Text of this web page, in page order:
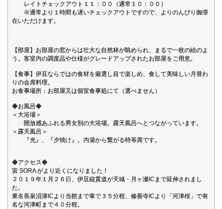
レイトチェックアウト１１：００（通常１０：００）
※通常より１時間も遅いチェックアウトですので、よりのんびり御滞
在いただけます。
【部屋】お部屋の窓からは壮大な自然林が眺められ、まるで一枚の絵のよ
う。客室内の調度品や仕様がグレードアップされたお部屋をご用意。
【食事】伊豆ならではの食材を厳選し目で楽しめ、食して美味しい月替わ
りの会席料理。
お食事場所：お部屋又は個室食事処にて（選べません）
◆お風呂◆
＜大浴場＞
開放感あふれる男女別の大浴場。露天風呂へとつながっています。
＜露天風呂＞
『光』、『夕焼け』。内湯から繋がる特等席です。
◆アクセス◆
宙 SORA がより近くになりました！
２０１９年１月２６日、伊豆縦貫道が天城・月ヶ瀬ICまで延伸されまし
た。
東名長泉沼津ICより当館まで車で３５分程、修善寺ICより「河津桜」で有
名な河津町まで４０分程。